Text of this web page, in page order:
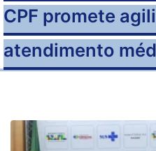
CPF promete
atendimento